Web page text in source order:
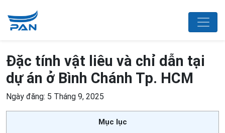
Đặc tính vật liêu và chỉ dẫn tại
dự án ở Bình Chánh Tp. HCM
Ngày đăng: 5 Tháng 9, 2025
Mục lục